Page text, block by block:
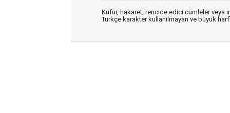
Küfür, hakaret, rencide edici cümleler veya
Türkçe karakter kullanılmayan ve büyük